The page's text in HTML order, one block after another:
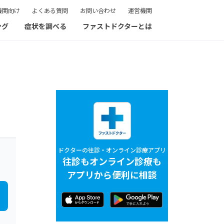
関向け よくある質問 お問い合わせ 運営機関
症状を調べる ファストドクターとは
ドクターの往診・オンライン診療アプリ
往診もオンライン診療も
アプリから便利に相談